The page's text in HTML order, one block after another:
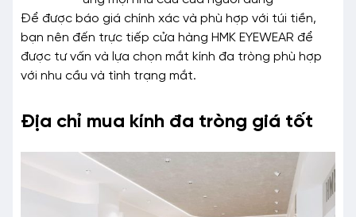
Để được báo giá chính xác và phù hợp với túi tiền,
bạn nên đến trực tiếp cửa hàng HMK EYEWEAR để
được tư vấn và lựa chọn mắt kính đa tròng phù hợp
với nhu cầu và tình trạng mắt.
Địa chỉ mua kính đa tròng giá tốt